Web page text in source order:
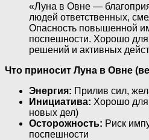
«Луна в Овне —
людей ответственных,
Опасность повышенной
поспешности. Хорошо
решений и активных
Что приносит Луна в Овне
Энергия: Прилив сил,
Инициатива: Хорошо
новых дел)
Осторожность: Риск
поспешности